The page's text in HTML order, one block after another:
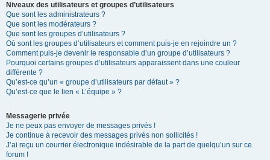
Niveaux des utilisateurs et groupes d’utilisateurs
Que sont les administrateurs ?
Que sont les modérateurs ?
Que sont les groupes d’utilisateurs ?
Où sont les groupes d’utilisateurs et comment puis-je en rejoindre un ?
Comment puis-je devenir le responsable d’un groupe d’utilisateurs ?
Pourquoi certains groupes d’utilisateurs apparaissent dans une couleur
différente ?
Qu’est-ce qu’un « groupe d’utilisateurs par défaut » ?
Qu’est-ce que le lien « L’équipe » ?
Messagerie privée
Je ne peux pas envoyer de messages privés !
Je continue à recevoir des messages privés non sollicités !
J’ai reçu un courrier électronique indésirable de la part de quelqu’un sur ce
forum !